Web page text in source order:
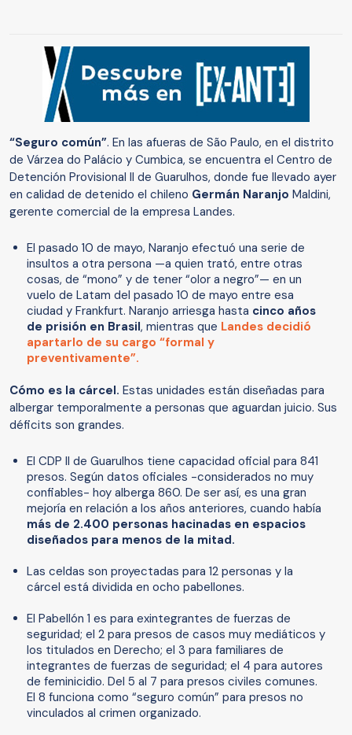
“Seguro común”. En las afueras de São Paulo, en el distrito
de Várzea do Palácio y Cumbica, se encuentra el Centro de
Detención Provisional II de Guarulhos, donde fue llevado ayer
en calidad de detenido el chileno Germán Naranjo Maldini,
gerente comercial de la empresa Landes.
El pasado 10 de mayo, Naranjo efectuó una serie de
insultos a otra persona —a quien trató, entre otras
cosas, de “mono” y de tener “olor a negro”— en un
vuelo de Latam del pasado 10 de mayo entre esa
ciudad y Frankfurt. Naranjo arriesga hasta cinco años
de prisión en Brasil, mientras que Landes decidió
apartarlo de su cargo “formal y
preventivamente”.
Cómo es la cárcel. Estas unidades están diseñadas para
albergar temporalmente a personas que aguardan juicio. Sus
déficits son grandes.
El CDP II de Guarulhos tiene capacidad oficial para 841
presos. Según datos oficiales -considerados no muy
confiables- hoy alberga 860. De ser así, es una gran
mejoría en relación a los años anteriores, cuando había
más de 2.400 personas hacinadas en espacios
diseñados para menos de la mitad.
Las celdas son proyectadas para 12 personas y la
cárcel está dividida en ocho pabellones.
El Pabellón 1 es para exintegrantes de fuerzas de
seguridad; el 2 para presos de casos muy mediáticos y
los titulados en Derecho; el 3 para familiares de
integrantes de fuerzas de seguridad; el 4 para autores
de feminicidio. Del 5 al 7 para presos civiles comunes.
El 8 funciona como “seguro común” para presos no
vinculados al crimen organizado.